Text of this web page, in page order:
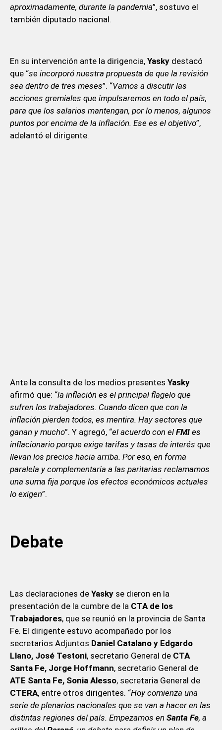
aproximadamente, durante la pandemia”, sostuvo el
también diputado nacional.
En su intervención ante la dirigencia, Yaskydestacó
que “se incorporó nuestra propuesta de que la revisión
sea dentro de tres meses”. “Vamos a discutir las
acciones gremiales que impulsaremos en todo el país,
para que los salarios mantengan, por lo menos, algunos
puntos por encima de la inflación. Ese es el objetivo”,
adelantó el dirigente.
Ante la consulta de los medios presentes Yasky
afirmó que: “la inflación es el principal flagelo que
sufren los trabajadores. Cuando dicen que con la
inflación pierden todos, es mentira. Hay sectores que
ganan y mucho”. Y agregó, “el acuerdo con el FMIes
inflacionario porque exige tarifas y tasas de interés que
llevan los precios hacia arriba. Por eso, en forma
paralela y complementaria a las paritarias reclamamos
una suma fija porque los efectos económicos actuales
lo exigen”.
Debate
Las declaraciones de Yaskyse dieron en la
presentación de la cumbre de la CTA de los
Trabajadores, que se reunió en la provincia de Santa
Fe. El dirigente estuvo acompañado por los
secretarios Adjuntos Daniel Catalano y Edgardo
Llano, José Testoni, secretario General de CTA
Santa Fe, Jorge Hoffmann, secretario General de
ATE Santa Fe, Sonia Alesso, secretaria General de
CTERA, entre otros dirigentes. “Hoy comienza una
serie de plenarios nacionales que se van a hacer en las
distintas regiones del país. Empezamos en Santa Fe, a